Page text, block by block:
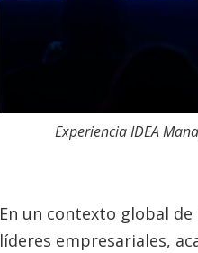
Experiencia IDEA
En un contexto global
líderes empresariales,